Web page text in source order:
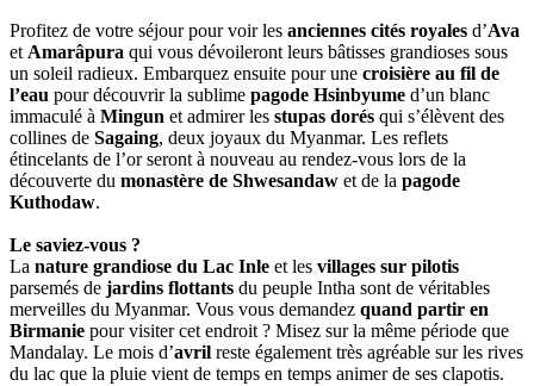
Profitez de votre séjour pour voir les anciennes cités royales d’Ava
et Amarâpura qui vous dévoileront leurs bâtisses grandioses sous
un soleil radieux. Embarquez ensuite pour une croisière au fil de
l’eau pour découvrir la sublime pagode Hsinbyume d’un blanc
immaculé à Mingun et admirer les stupas dorés qui s’élèvent des
collines de Sagaing, deux joyaux du Myanmar. Les reflets
étincelants de l’or seront à nouveau au rendez-vous lors de la
découverte du monastère de Shwesandaw et de la pagode
Kuthodaw.
Le saviez-vous ?
La nature grandiose du Lac Inle et les villages sur pilotis
parsemés de jardins flottants du peuple Intha sont de véritables
merveilles du Myanmar. Vous vous demandez quand partir en
Birmanie pour visiter cet endroit ? Misez sur la même période que
Mandalay. Le mois d’avril reste également très agréable sur les rives
du lac que la pluie vient de temps en temps animer de ses clapotis.